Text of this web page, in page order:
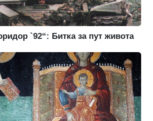
`92“: Битка за пут живота